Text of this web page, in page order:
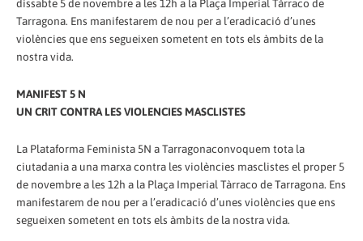
dissabte 5 de novembre a les 12h a la Plaça Imperial Tàrraco de
Tarragona. Ens manifestarem de nou per a l’eradicació d’unes
violències que ens segueixen sometent en tots els àmbits de la
nostra vida.
MANIFEST 5 N
UN CRIT CONTRA LES VIOLENCIES MASCLISTES
La Plataforma Feminista 5N a Tarragonaconvoquem tota la
ciutadania a una marxa contra les violències masclistes el proper 5
de novembre a les 12h a la Plaça Imperial Tàrraco de Tarragona. Ens
manifestarem de nou per a l’eradicació d’unes violències que ens
segueixen sometent en tots els àmbits de la nostra vida.